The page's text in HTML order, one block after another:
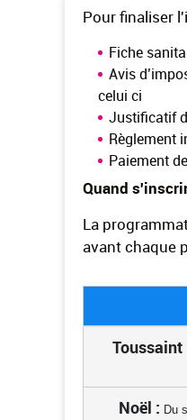
Pour finaliser
Fiche
Avis
celui ci
Justificatif
Règlement
Paiement
Quand
La
avant chaque
Toussaint
Noël : Du